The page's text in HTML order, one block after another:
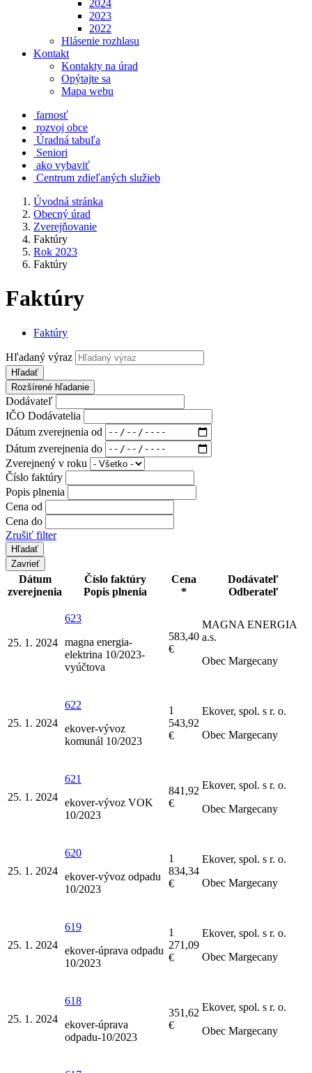
2024
2023
2022
Hlásenie rozhlasu
Kontakt
Kontakty na úrad
Opýtajte sa
Mapa webu
farnosť
rozvoj obce
Úradná tabuľa
Seniori
ako vybaviť
Centrum zdieľaných služieb
Úvodná stránka
Obecný úrad
Zverejňovanie
Faktúry
Rok 2023
Faktúry
Faktúry
Faktúry
Hľadaný výraz
Hľadať
Rozšírené hľadanie
Dodávateľ
IČO Dodávatelia
Dátum zverejnenia od
Dátum zverejnenia do
Zverejnený v roku
Číslo faktúry
Popis plnenia
Cena od
Cena do
Zrušiť filter
Zavrieť
Dátum
zverejnenia
Číslo faktúry
Popis plnenia
Cena
*
Dodávateľ
Odberateľ
25. 1. 2024
623
magna energia-
elektrina 10/2023-
vyúčtova
583,40
€
MAGNA ENERGIA
a.s.
Obec Margecany
25. 1. 2024
622
ekover-vývoz
komunál 10/2023
1
543,92
€
Ekover, spol. s r. o.
Obec Margecany
25. 1. 2024
621
ekover-vývoz VOK
10/2023
841,92
€
Ekover, spol. s r. o.
Obec Margecany
25. 1. 2024
620
ekover-vývoz odpadu
10/2023
1
834,34
€
Ekover, spol. s r. o.
Obec Margecany
25. 1. 2024
619
ekover-úprava odpadu
10/2023
1
271,09
€
Ekover, spol. s r. o.
Obec Margecany
25. 1. 2024
618
ekover-úprava
odpadu-10/2023
351,62
€
Ekover, spol. s r. o.
Obec Margecany